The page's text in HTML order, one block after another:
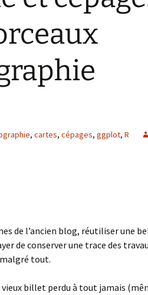
, cartes, cépages, ggplot, R
de l’ancien blog, réutiliser une
de conserver une trace des
tout.
vieux billet perdu à tout jamais